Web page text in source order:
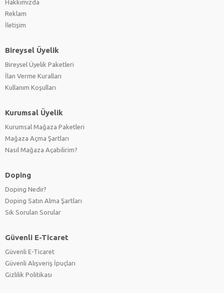
Hakkımızda
Reklam
İletişim
Bireysel Üyelik
Bireysel Üyelik Paketleri
İlan Verme Kuralları
Kullanım Koşulları
Kurumsal Üyelik
Kurumsal Mağaza Paketleri
Mağaza Açma Şartları
Nasıl Mağaza Açabilirim?
Doping
Doping Nedir?
Doping Satın Alma Şartları
Sık Sorulan Sorular
Güvenli E-Ticaret
Güvenli E-Ticaret
Güvenli Alışveriş İpuçları
Gizlilik Politikası